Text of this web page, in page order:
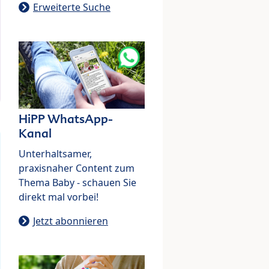
Erweiterte Suche
HiPP WhatsApp-
Kanal
Unterhaltsamer,
praxisnaher Content zum
Thema Baby - schauen Sie
direkt mal vorbei!
Jetzt abonnieren